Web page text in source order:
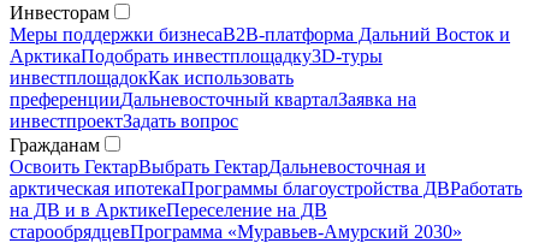
Инвесторам
Меры поддержки бизнесаB2B-платформа Дальний Восток и
АрктикаПодобрать инвестплощадку3D-туры
инвестплощадокКак использовать
преференцииДальневосточный кварталЗаявка на
инвестпроектЗадать вопрос
Гражданам
Освоить ГектарВыбрать ГектарДальневосточная и
арктическая ипотекаПрограммы благоустройства ДВРаботать
на ДВ и в АрктикеПереселение на ДВ
старообрядцевПрограмма «Муравьев-Амурский 2030»